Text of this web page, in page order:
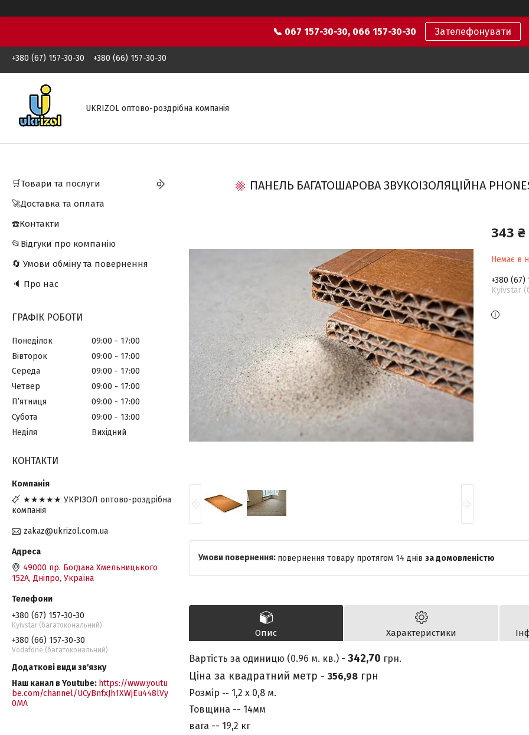
📞 067 157-30-30, 066 157-30-30 Зателефонувати
+380 (67) 157-30-30 +380 (66) 157-30-30
UKRIZOL оптово-роздрібна компанія
ПАНЕЛЬ БАГАТОШАРОВА ЗВУКОІЗОЛЯЦІЙНА
343 ₴
Немає в
+380 (67)
Kyivstar
повернення товару протягом 14 днів за домовленістю
Опис Характеристики
Вартість за одиницю (0.96 м. кв.) - 342,70 грн.
Ціна за квадратний метр - 356,98 грн
Розмір -- 1,2 х 0,8 м.
Товщина -- 14мм
вага -- 19,2 кг
🛒Товари та послуги
🚀Доставка та оплата
☎️Контакти
📂Відгуки про компанію
🔄 Умови обміну та повернення
🔈 Про нас
ГРАФІК РОБОТИ
Понеділок 09:00
17:00
Вівторок
09:00
17:00
Середа
09:00
17:00
Четвер
09:00
17:00
Пʼятниця
09:00
17:00
Субота
09:00
13:00
Неділя
Вихідний
КОНТАКТИ
★★★★★ УКРІЗОЛ оптово-роздрібна
компанія
zakaz@ukrizol.com.ua
49000 пр. Богдана Хмельницького
152А, Дніпро, Україна
+380 (67) 157-30-30
Kyivstar (багатокональний)
+380 (66) 157-30-30
Vodafone (багатокональний)
Наш канал в Youtube https://www.youtu
be.com/channel/UCyBnfxJh1XWjEu448lVy
0MA